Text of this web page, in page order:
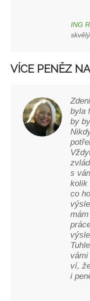
ING
VÍCE PENĚZ
byla
by
s
kolik
co
ví,
i